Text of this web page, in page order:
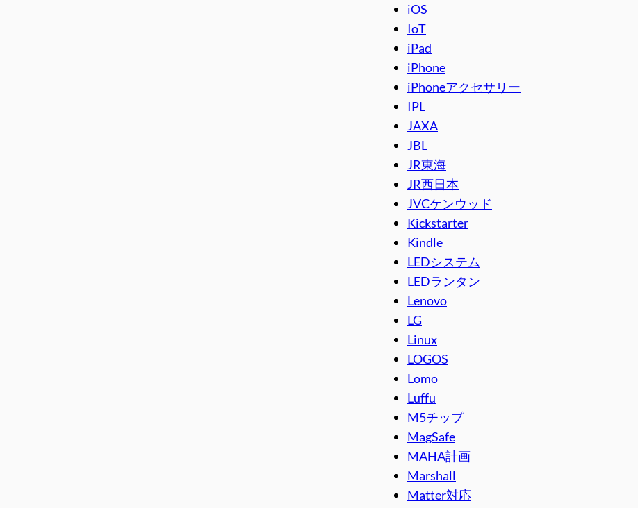
iOS
IoT
iPad
iPhone
iPhoneアクセサリー
IPL
JAXA
JBL
JR東海
JR西日本
JVCケンウッド
Kickstarter
Kindle
LEDシステム
LEDランタン
Lenovo
LG
Linux
LOGOS
Lomo
Luffu
M5チップ
MagSafe
MAHA計画
Marshall
Matter対応